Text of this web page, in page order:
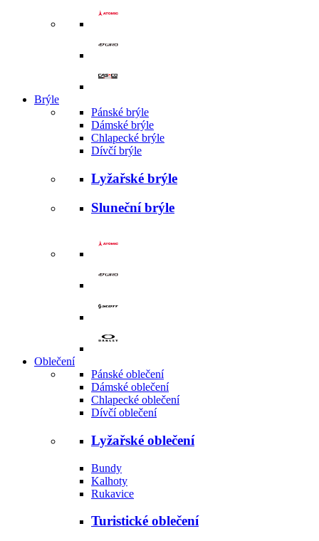
Brýle
Pánské brýle
Dámské brýle
Chlapecké brýle
Dívčí brýle
Lyžařské brýle
Sluneční brýle
Oblečení
Pánské oblečení
Dámské oblečení
Chlapecké oblečení
Dívčí oblečení
Lyžařské oblečení
Bundy
Kalhoty
Rukavice
Turistické oblečení